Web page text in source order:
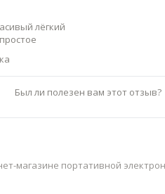
лёгкий
Был ли полезен вам этот отзыв?
магазине портативной